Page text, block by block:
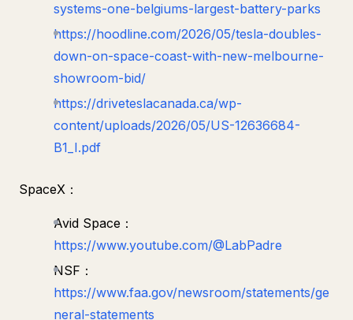
systems-one-belgiums-largest-battery-parks
https://hoodline.com/2026/05/tesla-doubles-
down-on-space-coast-with-new-melbourne-
showroom-bid/
https://driveteslacanada.ca/wp-
content/uploads/2026/05/US-12636684-
B1_I.pdf
SpaceX：
Avid Space：
https://www.youtube.com/@LabPadre
NSF：
https://www.faa.gov/newsroom/statements/ge
neral-statements